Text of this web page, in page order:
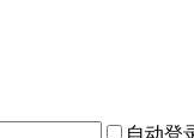
自动登